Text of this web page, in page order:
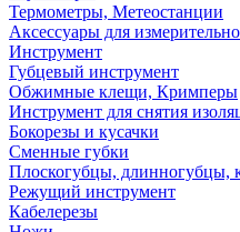
Термометры, Метеостанции
Аксессуары для
Инструмент
Губцевый инструмент
Обжимные клещи, Кримперы
Инструмент для снятия
Бокорезы и кусачки
Сменные губки
Плоскогубцы, длинногубцы,
Режущий инструмент
Кабелерезы